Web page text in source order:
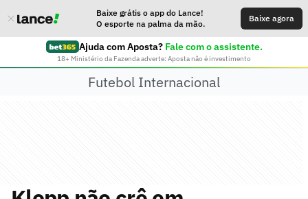
Baixe grátis o app do Lance!
O esporte na palma da mão.
Baixe agora
Ajuda com Aposta? Fale com o assistente.
18+ Ministério da Fazenda adverte: Aposta não é investimento
Futebol Internacional